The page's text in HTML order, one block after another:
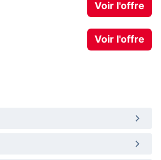
Voir l'offre
Voir l'offre